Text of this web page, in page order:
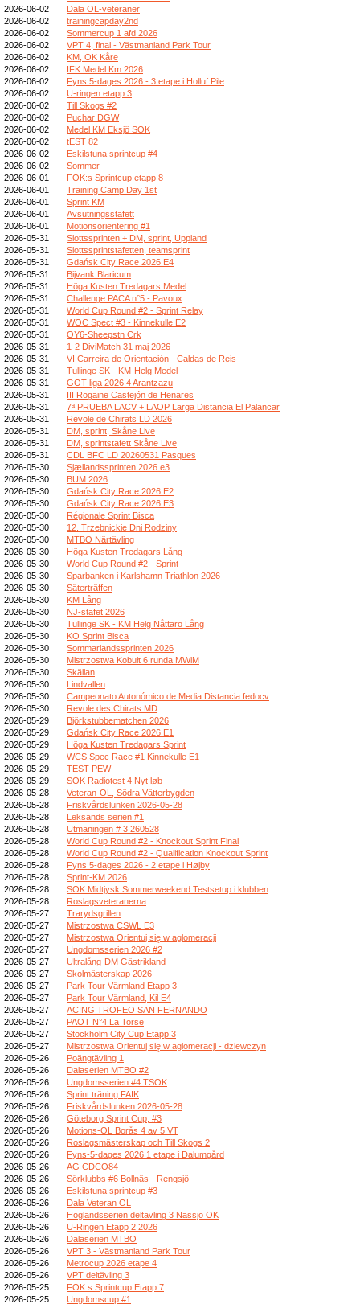
2026-06-02
Dala OL-veteraner
2026-06-02
trainingcapday2nd
2026-06-02
Sommercup 1 afd 2026
2026-06-02
VPT 4, final - Västmanland Park Tour
2026-06-02
KM, OK Kåre
2026-06-02
IFK Medel Km 2026
2026-06-02
Fyns 5-dages 2026 - 3 etape i Holluf Pile
2026-06-02
U-ringen etapp 3
2026-06-02
Till Skogs #2
2026-06-02
Puchar DGW
2026-06-02
Medel KM Eksjö SOK
2026-06-02
tEST 82
2026-06-02
Eskilstuna sprintcup #4
2026-06-02
Sommer
2026-06-01
FOK:s Sprintcup etapp 8
2026-06-01
Training Camp Day 1st
2026-06-01
Sprint KM
2026-06-01
Avsutningsstafett
2026-06-01
Motionsorientering #1
2026-05-31
Slottssprinten + DM, sprint, Uppland
2026-05-31
Slottssprintstafetten, teamsprint
2026-05-31
Gdańsk City Race 2026 E4
2026-05-31
Bijvank Blaricum
2026-05-31
Höga Kusten Tredagars Medel
2026-05-31
Challenge PACA n°5 - Pavoux
2026-05-31
World Cup Round #2 - Sprint Relay
2026-05-31
WOC Spect #3 - Kinnekulle E2
2026-05-31
OY6-Sheepstn Crk
2026-05-31
1-2 DiviMatch 31 maj 2026
2026-05-31
VI Carreira de Orientación - Caldas de Reis
2026-05-31
Tullinge SK - KM-Helg Medel
2026-05-31
GOT liga 2026.4 Arantzazu
2026-05-31
III Rogaine Castejón de Henares
2026-05-31
7ª PRUEBA LACV + LAOP Larga Distancia El Palancar
2026-05-31
Revole de Chirats LD 2026
2026-05-31
DM, sprint, Skåne Live
2026-05-31
DM, sprintstafett Skåne Live
2026-05-31
CDL BFC LD 20260531 Pasques
2026-05-30
Sjællandssprinten 2026 e3
2026-05-30
BUM 2026
2026-05-30
Gdańsk City Race 2026 E2
2026-05-30
Gdańsk City Race 2026 E3
2026-05-30
Régionale Sprint Bisca
2026-05-30
12. Trzebnickie Dni Rodziny
2026-05-30
MTBO Närtävling
2026-05-30
Höga Kusten Tredagars Lång
2026-05-30
World Cup Round #2 - Sprint
2026-05-30
Sparbanken i Karlshamn Triathlon 2026
2026-05-30
Säterträffen
2026-05-30
KM Lång
2026-05-30
NJ-stafet 2026
2026-05-30
Tullinge SK - KM Helg Nåttarö Lång
2026-05-30
KO Sprint Bisca
2026-05-30
Sommarlandssprinten 2026
2026-05-30
Mistrzostwa Kobułt 6 runda MWiM
2026-05-30
Skällan
2026-05-30
Lindvallen
2026-05-30
Campeonato Autonómico de Media Distancia fedocv
2026-05-30
Revole des Chirats MD
2026-05-29
Björkstubbematchen 2026
2026-05-29
Gdańsk City Race 2026 E1
2026-05-29
Höga Kusten Tredagars Sprint
2026-05-29
WCS Spec Race #1 Kinnekulle E1
2026-05-29
TEST PEW
2026-05-29
SOK Radiotest 4 Nyt løb
2026-05-28
Veteran-OL, Södra Vätterbygden
2026-05-28
Friskvårdslunken 2026-05-28
2026-05-28
Leksands serien #1
2026-05-28
Utmaningen # 3 260528
2026-05-28
World Cup Round #2 - Knockout Sprint Final
2026-05-28
World Cup Round #2 - Qualification Knockout Sprint
2026-05-28
Fyns 5-dages 2026 - 2 etape i Højby
2026-05-28
Sprint-KM 2026
2026-05-28
SOK Midtjysk Sommerweekend Testsetup i klubben
2026-05-28
Roslagsveteranerna
2026-05-27
Trarydsgrillen
2026-05-27
Mistrzostwa CSWL E3
2026-05-27
Mistrzostwa Orientuj się w aglomeracji
2026-05-27
Ungdomsserien 2026 #2
2026-05-27
Ultralång-DM Gästrikland
2026-05-27
Skolmästerskap 2026
2026-05-27
Park Tour Värmland Etapp 3
2026-05-27
Park Tour Värmland, Kil E4
2026-05-27
ACING TROFEO SAN FERNANDO
2026-05-27
PAOT N°4 La Torse
2026-05-27
Stockholm City Cup Etapp 3
2026-05-27
Mistrzostwa Orientuj się w aglomeracji - dziewczyn
2026-05-26
Poängtävling 1
2026-05-26
Dalaserien MTBO #2
2026-05-26
Ungdomsserien #4 TSOK
2026-05-26
Sprint träning FAIK
2026-05-26
Friskvårdslunken 2026-05-28
2026-05-26
Göteborg Sprint Cup, #3
2026-05-26
Motions-OL Borås 4 av 5 VT
2026-05-26
Roslagsmästerskap och Till Skogs 2
2026-05-26
Fyns-5-dages 2026 1 etape i Dalumgård
2026-05-26
AG CDCO84
2026-05-26
Sörklubbs #6 Bollnäs - Rengsjö
2026-05-26
Eskilstuna sprintcup #3
2026-05-26
Dala Veteran OL
2026-05-26
Höglandsserien deltävling 3 Nässjö OK
2026-05-26
U-Ringen Etapp 2 2026
2026-05-26
Dalaserien MTBO
2026-05-26
VPT 3 - Västmanland Park Tour
2026-05-26
Metrocup 2026 etape 4
2026-05-26
VPT deltävling 3
2026-05-25
FOK:s Sprintcup Etapp 7
2026-05-25
Ungdomscup #1